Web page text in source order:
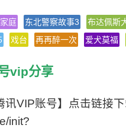
/粤语
42133 users
庭 东北警察故事3
布达佩斯
戏台 再再醉一次 爱犬莫福
vip分享
VIP账号】点击链接
init?